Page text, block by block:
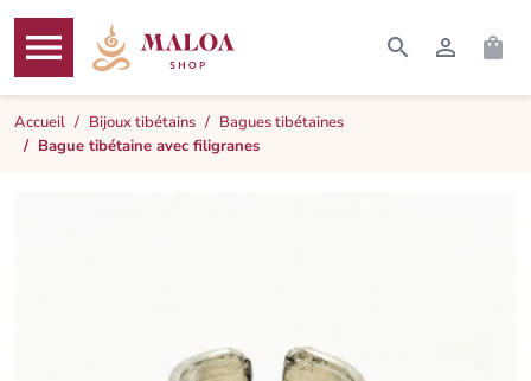

MENU
  
Accueil Bijoux tibétains
Bagues tibétaines
Bague tibétaine avec filigranes